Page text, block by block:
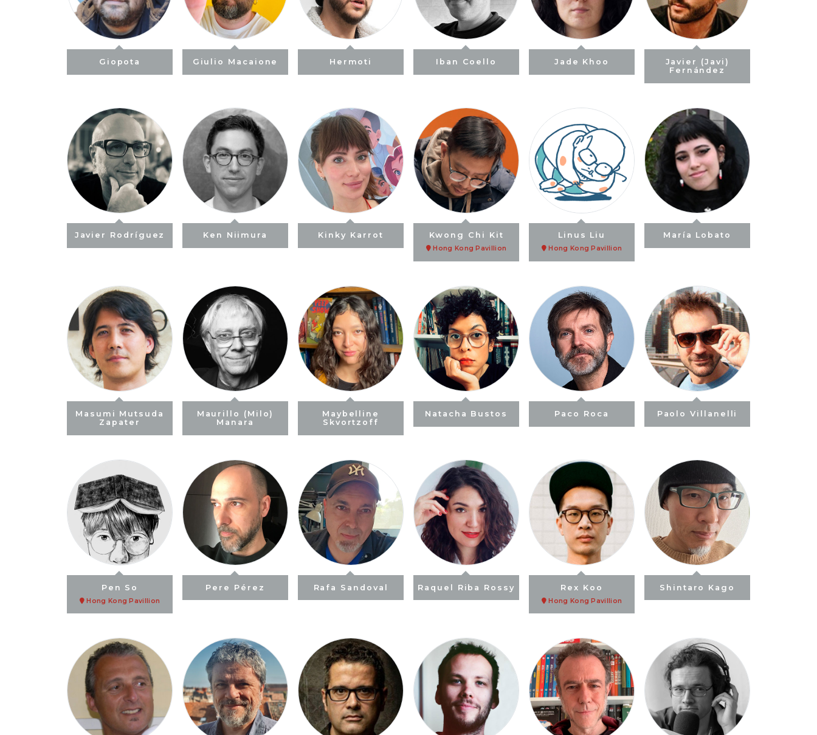
Giopota Giulio Macaione Hermoti Iban Coello Jade Khoo
Javier (Javi)
Fernández
Javier Rodríguez Ken Niimura Kinky Karrot Kwong Chi Kit
Hong Kong Pavillion
Linus Liu
Hong Kong Pavillion
María Lobato
Masumi Mutsuda
Zapater
Maurillo (Milo)
Manara
Maybelline
Skvortzoff
Natacha Bustos Paco Roca Paolo Villanelli
Pen So
Hong Kong Pavillion
Pere Pérez Rafa Sandoval Raquel Riba Rossy Rex Koo
Hong Kong Pavillion
Shintaro Kago